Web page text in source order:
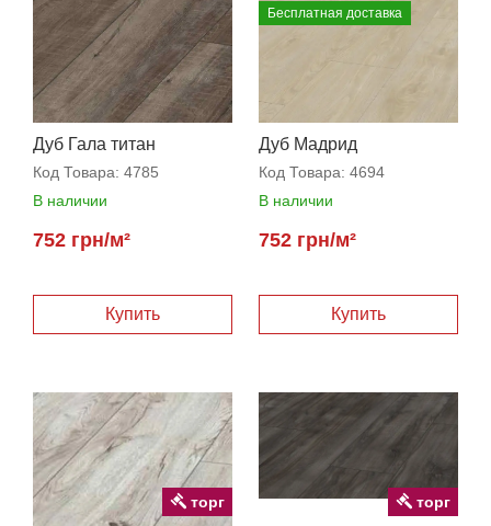
Дуб Гала титан
Код Товара: 4785
В наличии
752 грн/м²
Бесплатная доставка
Дуб Мадрид
Код Товара: 4694
В наличии
752 грн/м²
торг торг